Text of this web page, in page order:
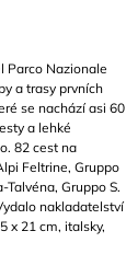
Parco Nazionale
a trasy prvních
se nachází asi 60
a lehké
82 cest na
Feltrine, Gruppo
Talvéna, Gruppo S.
nakladatelství
x 21 cm, italsky,